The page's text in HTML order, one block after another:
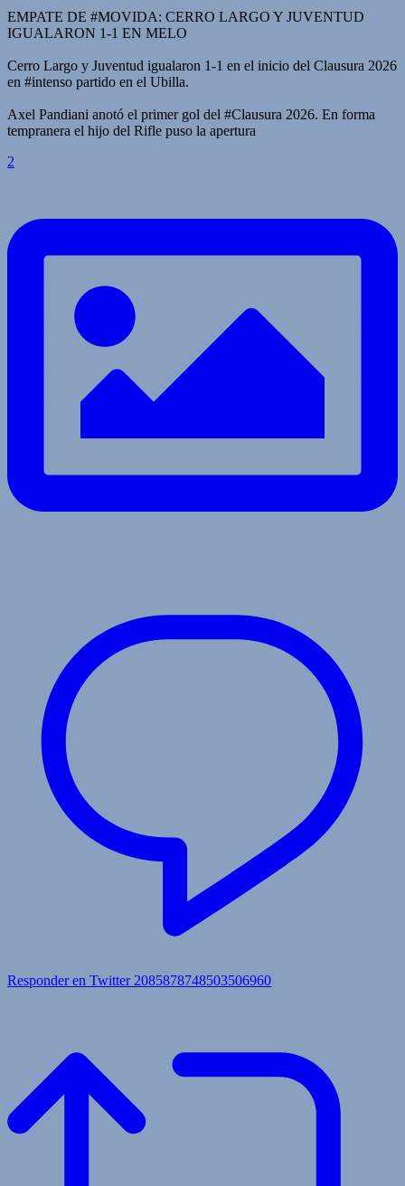
EMPATE DE #MOVIDA: CERRO LARGO Y JUVENTUD
IGUALARON 1-1 EN MELO
Cerro Largo y Juventud igualaron 1-1 en el inicio del Clausura 2026
en #intenso partido en el Ubilla.
Axel Pandiani anotó el primer gol del #Clausura 2026. En forma
tempranera el hijo del Rifle puso la apertura
2
Responder en Twitter 2085878748503506960